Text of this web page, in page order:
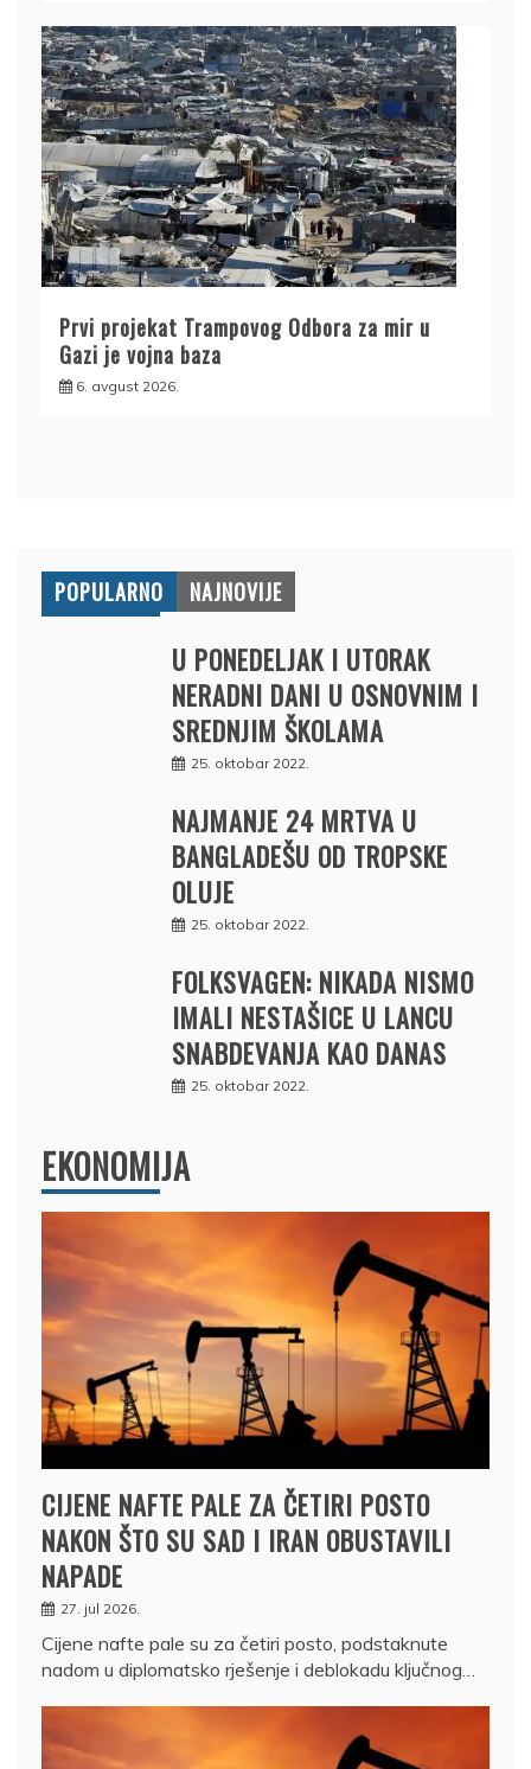
Prvi projekat Trampovog Odbora za mir u
Gazi je vojna baza
6. avgust 2026.
POPULARNO NAJNOVIJE
U PONEDELJAK I UTORAK
NERADNI DANI U OSNOVNIM I
SREDNJIM ŠKOLAMA
25. oktobar 2022.
NAJMANJE 24 MRTVA U
BANGLADEŠU OD TROPSKE
OLUJE
25. oktobar 2022.
FOLKSVAGEN: NIKADA NISMO
IMALI NESTAŠICE U LANCU
SNABDEVANJA KAO DANAS
25. oktobar 2022.
EKONOMIJA
CIJENE NAFTE PALE ZA ČETIRI POSTO
NAKON ŠTO SU SAD I IRAN OBUSTAVILI
NAPADE
27. jul 2026.
Cijene nafte pale su za četiri posto, podstaknute
nadom u diplomatsko rješenje i deblokadu ključnog…